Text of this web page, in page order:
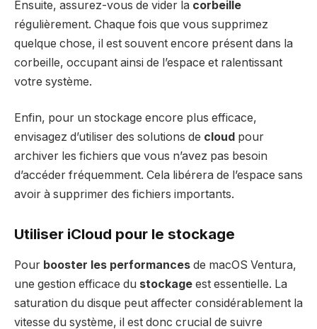
Ensuite, assurez-vous de vider la corbeille
régulièrement. Chaque fois que vous supprimez
quelque chose, il est souvent encore présent dans la
corbeille, occupant ainsi de l’espace et ralentissant
votre système.
Enfin, pour un stockage encore plus efficace,
envisagez d’utiliser des solutions de cloud pour
archiver les fichiers que vous n’avez pas besoin
d’accéder fréquemment. Cela libérera de l’espace sans
avoir à supprimer des fichiers importants.
Utiliser iCloud pour le stockage
Pour booster les performances de macOS Ventura,
une gestion efficace du stockage est essentielle. La
saturation du disque peut affecter considérablement la
vitesse du système, il est donc crucial de suivre